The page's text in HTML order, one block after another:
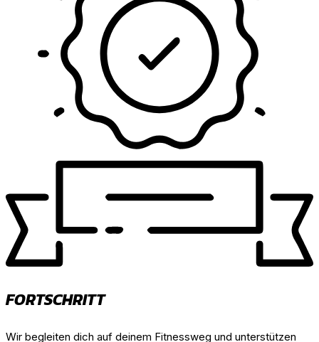
FORTSCHRITT
Wir begleiten dich auf deinem Fitnessweg und unterstützen